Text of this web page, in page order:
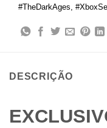
#TheDarkAges
DESCRIÇÃO